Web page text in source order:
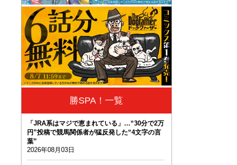
勝SPA！一覧
「JRA系はマジで恵まれている」…“30分で2万
円”投稿で競馬関係者が猛反発した“4文字の言
葉”
2026年08月03日